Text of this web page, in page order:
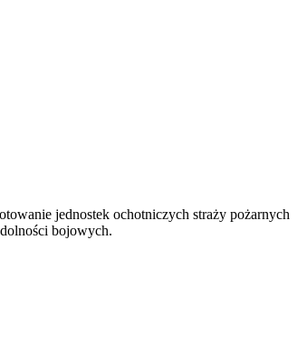
jednostek ochotniczych straży pożarnych
bojowych.